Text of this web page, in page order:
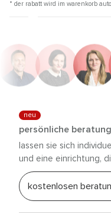
* der rabatt wird im warenkorb
neu
persönliche
lassen sie sich
und eine einrichtung,
kostenlosen